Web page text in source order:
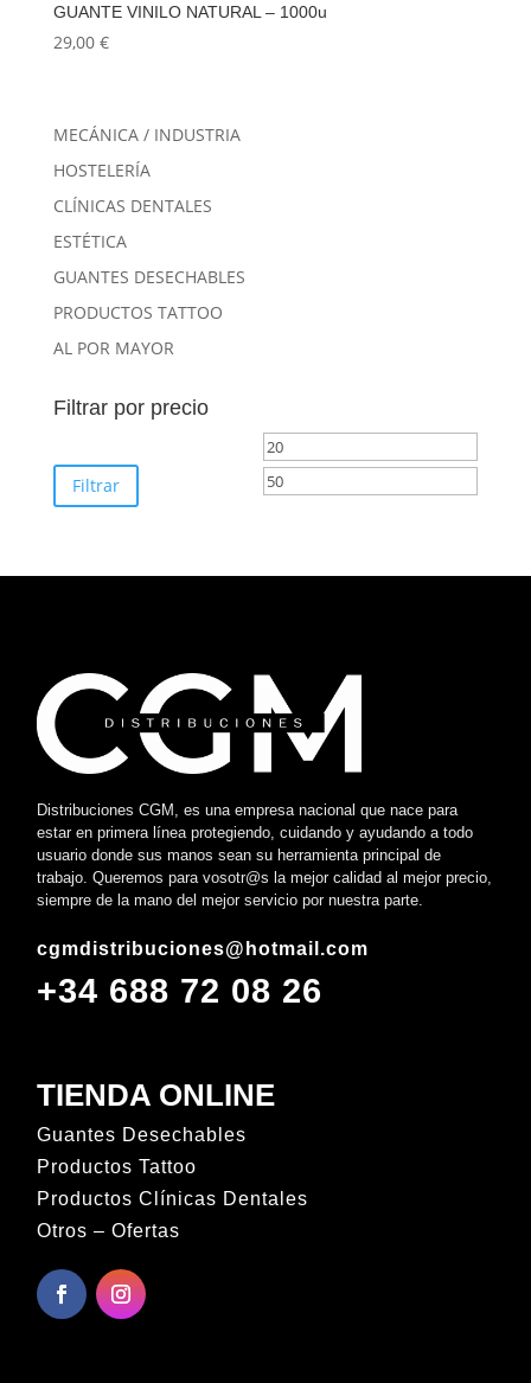
GUANTE VINILO NATURAL – 1000u
29,00 €
MECÁNICA / INDUSTRIA
HOSTELERÍA
CLÍNICAS DENTALES
ESTÉTICA
GUANTES DESECHABLES
PRODUCTOS TATTOO
AL POR MAYOR
Filtrar por precio
Precio
mínimo
Filtrar
Distribuciones CGM, es una empresa nacional que nace para
estar en primera línea protegiendo, cuidando y ayudando a todo
usuario donde sus manos sean su herramienta principal de
trabajo. Queremos para vosotr@s la mejor calidad al mejor precio,
siempre de la mano del mejor servicio por nuestra parte.
cgmdistribuciones@hotmail.com
+34 688 72 08 26
TIENDA ONLINE
Guantes Desechables
Productos Tattoo
Productos Clínicas Dentales
Otros – Ofertas